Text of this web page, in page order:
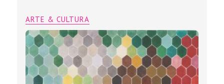
ARTE & CULTURA